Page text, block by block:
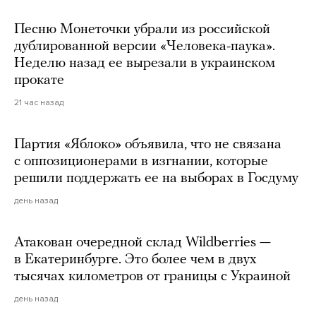
Песню Монеточки убрали из российской
дублированной версии «Человека-паука».
Неделю назад ее вырезали в украинском
прокате
21 час назад
Партия «Яблоко» объявила, что не связана
с оппозиционерами в изгнании, которые
решили поддержать ее на выборах в Госдуму
день назад
Атакован очередной склад Wildberries —
в Екатеринбурге. Это более чем в двух
тысячах километров от границы с Украиной
день назад